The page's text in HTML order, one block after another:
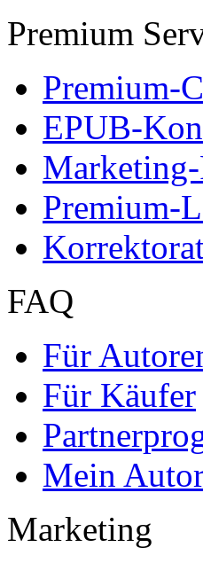
Premium
Premium-
EPUB-
Marketing-
Premium-
FAQ
Für
Für Käufer
Mein
Marketing